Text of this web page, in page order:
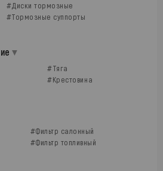
#Диски тормозные
#Тормозные суппорты
#Тяга
#Крестовина
#Фильтр салонный
#Фильтр топливный